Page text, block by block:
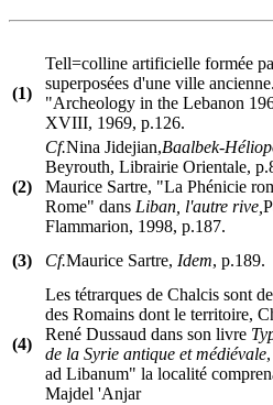
(1)
Tell=colline artificielle formée
superposées d'une ville
"Archeology in the Lebanon
XVIII, 1969, p.126.
(2)
Cf.Nina Jidejian,Baalbek-
Beyrouth, Librairie Orientale,
Maurice Sartre, "La Phénicie
Rome" dans Liban, l'autre rive,
Flammarion, 1998, p.187.
(3) Cf.Maurice Sartre, Idem, p.189.
(4)
Les tétrarques de Chalcis sont
des Romains dont le territoire,
René Dussaud dans son livre
de la Syrie antique et médiévale
ad Libanum" la localité
Majdel 'Anjar